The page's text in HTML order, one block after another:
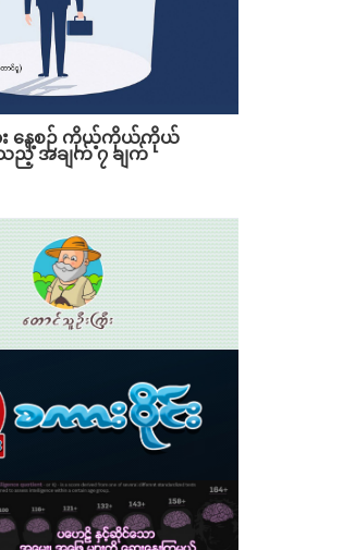
ား နေ့စဉ် ကိုယ့်ကိုယ်ကိုယ်
ည့် အချက် ၇ ချက်